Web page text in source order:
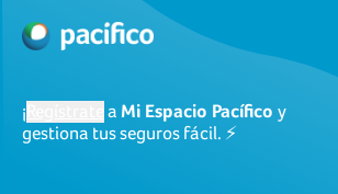
¡ a Mi Espacio Pacífico y
gestiona tus seguros fácil. ⚡